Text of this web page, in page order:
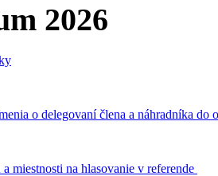
2026
o delegovaní člena a náhradníka
miestnosti na hlasovanie v referende